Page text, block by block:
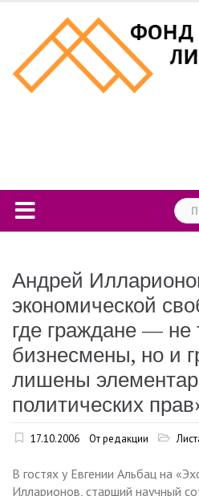
content
Андрей
экономической
где граждане — не
бизнесмены, но и
лишены
политических
17.10.2006 От редакции
В гостях у Евгении Альбац на
Илларионов, старший научный